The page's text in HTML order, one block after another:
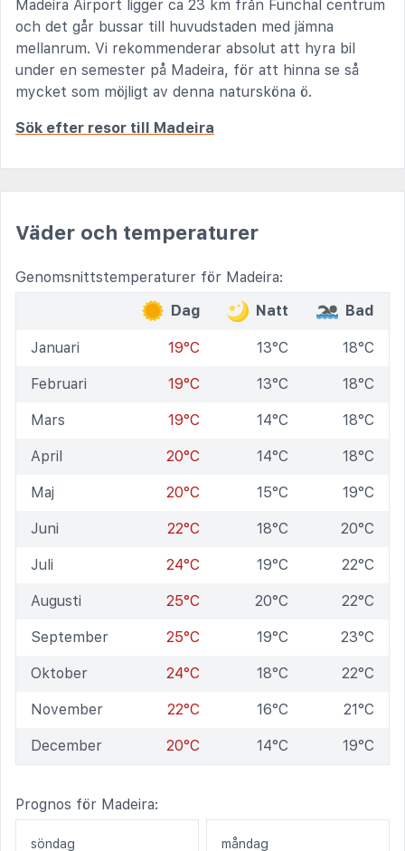
Madeira Airport ligger ca 23 km från Funchal centrum
och det går bussar till huvudstaden med jämna
mellanrum. Vi rekommenderar absolut att hyra bil
under en semester på Madeira, för att hinna se så
mycket som möjligt av denna natursköna ö.
Sök efter resor till Madeira
Väder och temperaturer
Genomsnittstemperaturer för Madeira:
Dag
Natt Bad
Januari 19°C 13°C 18°C
Februari 19°C 13°C 18°C
Mars 19°C 14°C 18°C
April 20°C 14°C 18°C
Maj 20°C 15°C 19°C
Juni 22°C 18°C 20°C
Juli 24°C 19°C 22°C
Augusti 25°C 20°C 22°C
September 25°C 19°C 23°C
Oktober 24°C 18°C 22°C
November 22°C 16°C 21°C
December 20°C 14°C 19°C
Prognos för Madeira:
söndag måndag